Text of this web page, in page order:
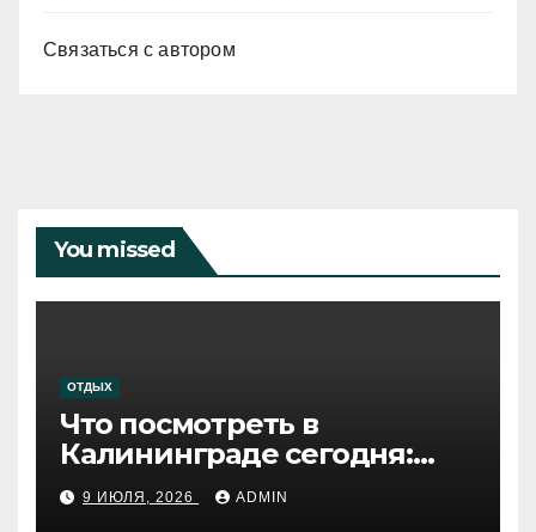
Связаться с автором
You missed
ОТДЫХ
Что посмотреть в
Калининграде сегодня:
путеводитель по самому
западному городу России
9 ИЮЛЯ, 2026 ADMIN